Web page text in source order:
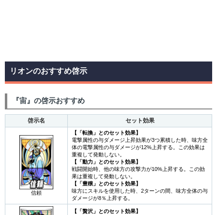
リオンのおすすめ啓示
『宙』の啓示おすすめ
啓示名 セット効果
信頼
【「転換」とのセット効果】
電撃属性の与ダメージ上昇効果が3つ累積した時、味方全
体の電撃属性の与ダメージが12%上昇する。この効果は
重複して発動しない。
【「動力」とのセット効果】
戦闘開始時、他の味方の攻撃力が10%上昇する。この効
果は重複して発動しない。
【「豊穣」とのセット効果】
味方にスキルを使用した時、2ターンの間、味方全体の与
ダメージが8％上昇する。
【「贅沢」とのセット効果】